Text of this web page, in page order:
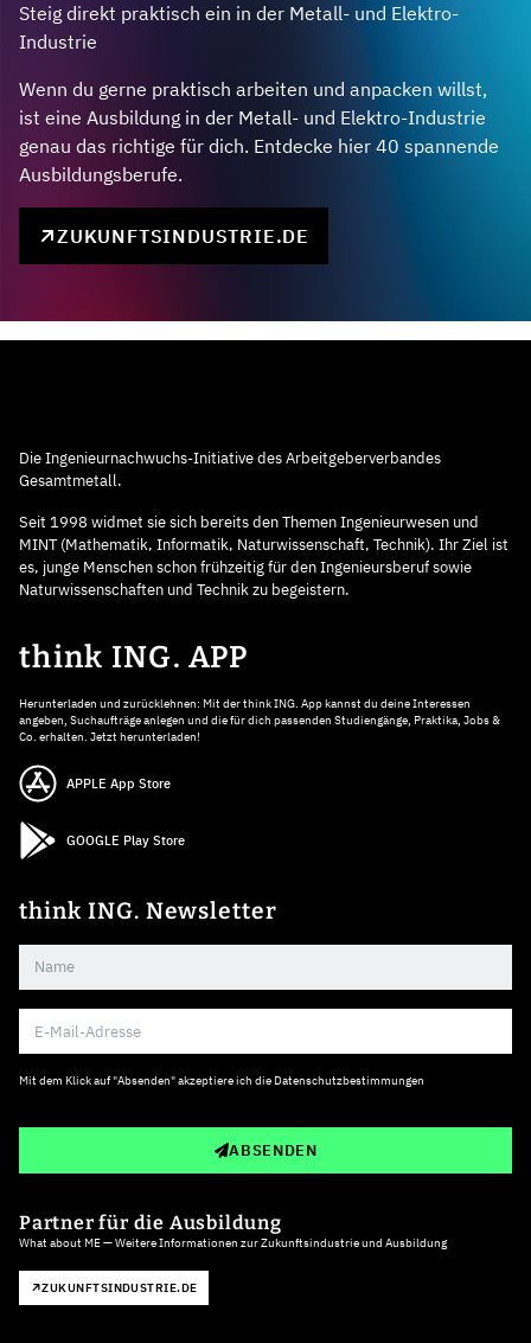
Steig direkt praktisch ein in der Metall- und Elektro-
Industrie
Wenn du gerne praktisch arbeiten und anpacken willst,
ist eine Ausbildung in der Metall- und Elektro-Industrie
genau das richtige für dich. Entdecke hier 40 spannende
Ausbildungsberufe.
ZUKUNFTSINDUSTRIE.DE
Die Ingenieurnachwuchs-Initiative des Arbeitgeberverbandes
Gesamtmetall.
Seit 1998 widmet sie sich bereits den Themen Ingenieurwesen und
MINT (Mathematik, Informatik, Naturwissenschaft, Technik). Ihr Ziel ist
es, junge Menschen schon frühzeitig für den Ingenieursberuf sowie
Naturwissenschaften und Technik zu begeistern.
think ING. APP
Herunterladen und zurücklehnen: Mit der think ING. App kannst du deine Interessen
angeben, Suchaufträge anlegen und die für dich passenden Studiengänge, Praktika, Jobs &
Co. erhalten. Jetzt herunterladen!
APPLE App Store
GOOGLE Play Store
think ING. Newsletter
Mit dem Klick auf "Absenden" akzeptiere ich die Datenschutzbestimmungen
ABSENDEN
Partner für die Ausbildung
What about ME — Weitere Informationen zur Zukunftsindustrie und Ausbildung
ZUKUNFTSINDUSTRIE.DE